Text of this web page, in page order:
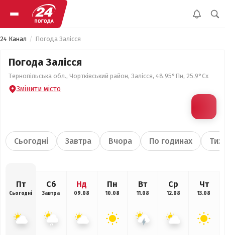
24 Канал Погода Залісся
Погода Залісся
Тернопільська обл., Чортківський район, Залісся, 48.95°Пн, 25.9°Сх
Змінити місто
Сьогодні Завтра Вчора По годинах
Пт
Сьогодні
Сб
Завтра
Нд
09.08
Пн
10.08
Вт
11.08
Ср
12.08
Чт
13.08